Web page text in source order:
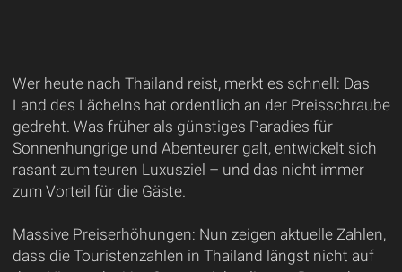
Wer heute nach Thailand reist, merkt es schnell: Das
Land des Lächelns hat ordentlich an der Preisschraube
gedreht. Was früher als günstiges Paradies für
Sonnenhungrige und Abenteurer galt, entwickelt sich
rasant zum teuren Luxusziel – und das nicht immer
zum Vorteil für die Gäste.
Massive Preiserhöhungen: Nun zeigen aktuelle Zahlen,
dass die Touristenzahlen in Thailand längst nicht auf